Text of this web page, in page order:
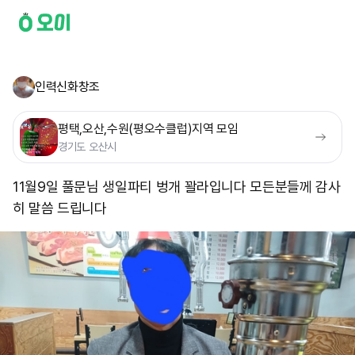
인력신화창조
평택,오산,수원(평오수클럽)지역 모임
경기도 오산시
11월9일 풀문님 생일파티 벙개 꽐라입니다 모든분들께 감사
히 말씀 드립니다